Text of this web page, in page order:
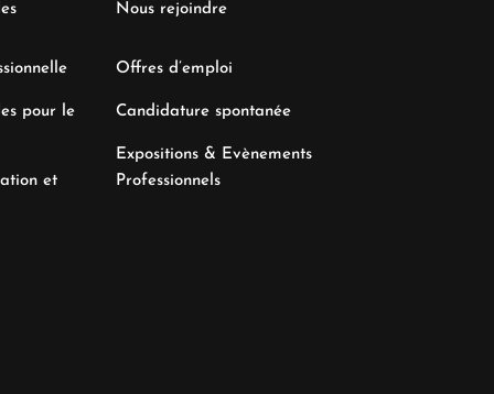
pour le
et
Nous rejoindre
Offres d’emploi
Candidature spontanée
Expositions & Evènements
Professionnels